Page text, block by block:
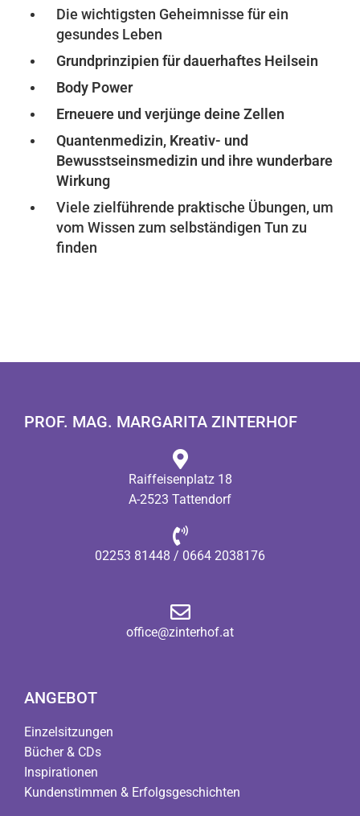
Die wichtigsten Geheimnisse für ein
gesundes Leben
Grundprinzipien für dauerhaftes Heilsein
Body Power
Erneuere und verjünge deine Zellen
Quantenmedizin, Kreativ- und
Bewusstseinsmedizin und ihre wunderbare
Wirkung
Viele zielführende praktische Übungen, um
vom Wissen zum selbständigen Tun zu
finden
PROF. MAG. MARGARITA ZINTERHOF
Raiffeisenplatz 18
A-2523 Tattendorf
02253 81448 / 0664 2038176
office@zinterhof.at
ANGEBOT
Einzelsitzungen
Bücher & CDs
Inspirationen
Kundenstimmen & Erfolgsgeschichten